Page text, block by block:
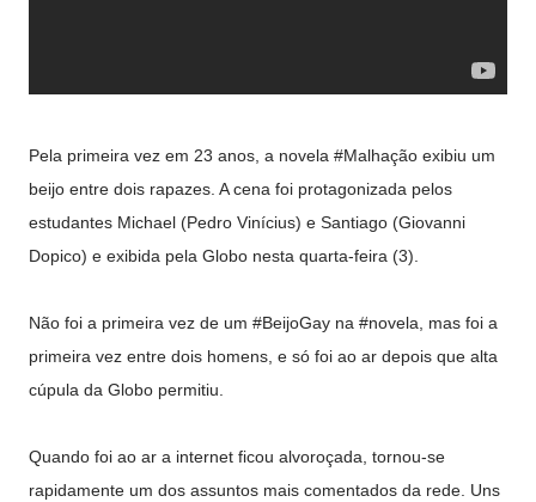
Pela primeira vez em 23 anos, a novela #Malhação exibiu um
beijo entre dois rapazes. A cena foi protagonizada pelos
estudantes Michael (Pedro Vinícius) e Santiago (Giovanni
Dopico) e exibida pela Globo nesta quarta-feira (3).
Não foi a primeira vez de um #BeijoGay na #novela, mas foi a
primeira vez entre dois homens, e só foi ao ar depois que alta
cúpula da Globo permitiu.
Quando foi ao ar a internet ficou alvoroçada, tornou-se
rapidamente um dos assuntos mais comentados da rede. Uns